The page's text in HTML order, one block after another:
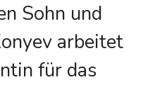
Sohn und
arbeitet
für das